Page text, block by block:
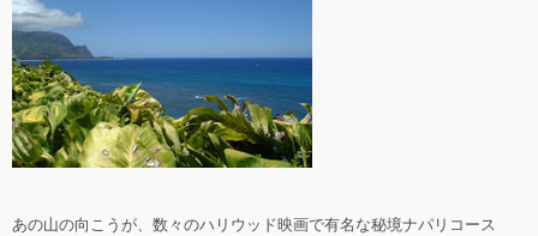
あの山の向こうが、数々のハリウッド映画で有名な秘境ナパリコース